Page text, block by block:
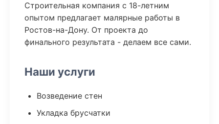
Строительная компания с 18-летним
опытом предлагает малярные работы в
Ростов-на-Дону. От проекта до
финального результата - делаем все сами.
Наши услуги
Возведение стен
Укладка брусчатки